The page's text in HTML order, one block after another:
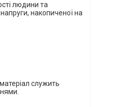
людини та
накопиченої на
служить